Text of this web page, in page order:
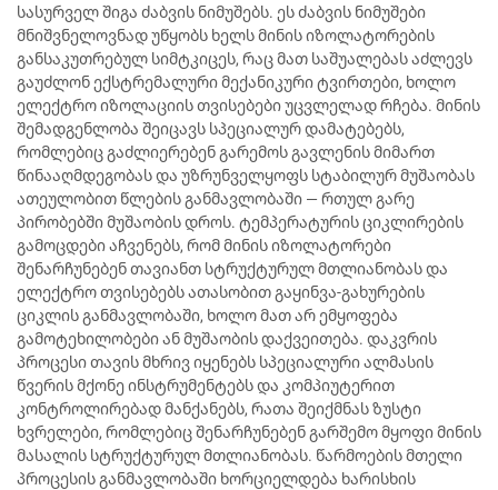
სასურველ შიგა ძაბვის ნიმუშებს. ეს ძაბვის ნიმუშები
მნიშვნელოვნად უწყობს ხელს მინის იზოლატორების
განსაკუთრებულ სიმტკიცეს, რაც მათ საშუალებას აძლევს
გაუძლონ ექსტრემალური მექანიკური ტვირთები, ხოლო
ელექტრო იზოლაციის თვისებები უცვლელად რჩება. მინის
შემადგენლობა შეიცავს სპეციალურ დამატებებს,
რომლებიც გაძლიერებენ გარემოს გავლენის მიმართ
წინააღმდეგობას და უზრუნველყოფს სტაბილურ მუშაობას
ათეულობით წლების განმავლობაში — რთულ გარე
პირობებში მუშაობის დროს. ტემპერატურის ციკლირების
გამოცდები აჩვენებს, რომ მინის იზოლატორები
შენარჩუნებენ თავიანთ სტრუქტურულ მთლიანობას და
ელექტრო თვისებებს ათასობით გაყინვა-გახურების
ციკლის განმავლობაში, ხოლო მათ არ ემყოფება
გამოტეხილობები ან მუშაობის დაქვეითება. დაკვრის
პროცესი თავის მხრივ იყენებს სპეციალური ალმასის
წვერის მქონე ინსტრუმენტებს და კომპიუტერით
კონტროლირებად მანქანებს, რათა შეიქმნას ზუსტი
ხვრელები, რომლებიც შენარჩუნებენ გარშემო მყოფი მინის
მასალის სტრუქტურულ მთლიანობას. წარმოების მთელი
პროცესის განმავლობაში ხორციელდება ხარისხის